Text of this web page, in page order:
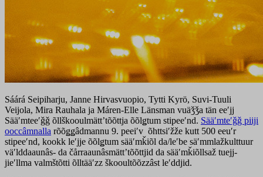
Sáárá Seipiharju, Janne Hirvasvuopio, Tytti Kyrö, Suvi-Tuuli
Veijola, Mira Rauhala ja Máren-Elle Länsman vuäǯǯa tän eeʹjj
Sääʹmteeʹǧǧ õllškooulmättʼtõõttja õõlǥtum stipeeʹnd. Sääʹmteʹǧǧ piiji
ooccâmnalla rõõǥǥâdmannu 9. peeiʹv õhttsiʹžže kutt 500 eeuʹr
stipeeʹnd, kookk leʹjje õõlǥtum sääʹmǩiõl da/leʹbe säʹmmlažkulttuur
väʹlddaaunâs- da čårraaunâsmättʼtõõttjid da sääʹmǩiõllsaž tuejj-
jieʹllma valmštõtti õlltääʹzz škooultõõzzâst leʹddjid.